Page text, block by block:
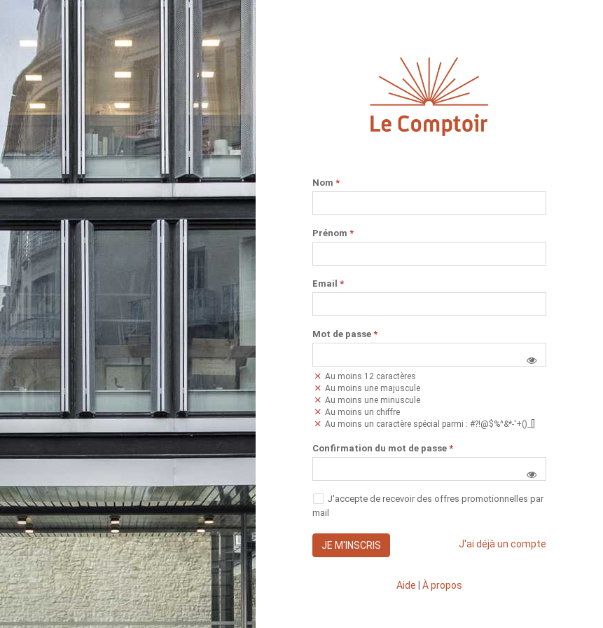
Nom *
Prénom *
Email *
Mot de passe *
Au moins 12 caractères
Au moins une majuscule
Au moins une minuscule
Au moins un chiffre
Au moins un caractère spécial parmi : #?!@$%^&*-'+()_[]
Confirmation du mot de passe *
J'accepte de recevoir des offres promotionnelles par
mail
JE M'INSCRIS J'ai déjà un compte
Aide À propos